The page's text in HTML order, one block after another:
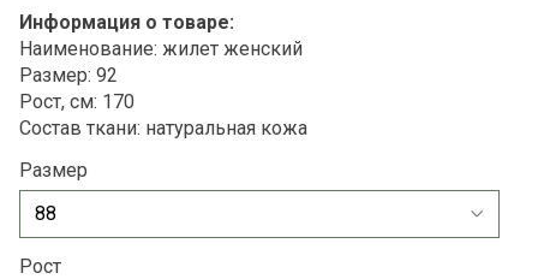
Информация о товаре:
Наименование: жилет женский
Размер: 92
Рост, см: 170
Состав ткани: натуральная кожа
Размер
Рост